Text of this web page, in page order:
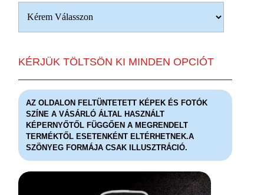
KÉRJÜK TÖLTSÖN KI MINDEN OPCIÓT
AZ OLDALON FELTÜNTETETT KÉPEK ÉS FOTÓK
SZÍNE A VÁSÁRLÓ ÁLTAL HASZNÁLT
KÉPERNYŐTŐL FÜGGŐEN A MEGRENDELT
TERMÉKTŐL ESETENKÉNT ELTÉRHETNEK.A
SZÖNYEG FORMÁJA CSAK ILLUSZTRÁCIÓ.